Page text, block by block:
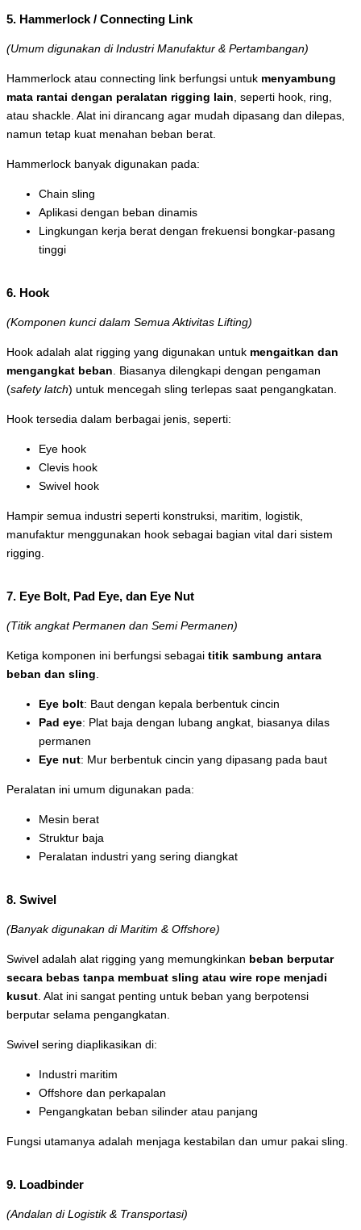
5. Hammerlock / Connecting Link
(Umum digunakan di Industri Manufaktur & Pertambangan)
Hammerlock atau connecting link berfungsi untuk menyambung
mata rantai dengan peralatan rigging lain , seperti hook, ring,
atau shackle. Alat ini dirancang agar mudah dipasang dan dilepas,
namun tetap kuat menahan beban berat.
Hammerlock banyak digunakan pada:
Chain sling
Aplikasi dengan beban dinamis
Lingkungan kerja berat dengan frekuensi bongkar-pasang
tinggi
6. Hook
(Komponen kunci dalam Semua Aktivitas Lifting)
Hook adalah alat rigging yang digunakan untuk mengaitkan dan
mengangkat beban . Biasanya dilengkapi dengan pengaman
(safety latch) untuk mencegah sling terlepas saat pengangkatan.
Hook tersedia dalam berbagai jenis, seperti:
Eye hook
Clevis hook
Swivel hook
Hampir semua industri seperti konstruksi, maritim, logistik,
manufaktur menggunakan hook sebagai bagian vital dari sistem
rigging.
7. Eye Bolt, Pad Eye, dan Eye Nut
(Titik angkat Permanen dan Semi Permanen)
Ketiga komponen ini berfungsi sebagai titik sambung antara
beban dan sling
Eye bolt: Baut dengan kepala berbentuk cincin
Pad eye: Plat baja dengan lubang angkat, biasanya dilas
permanen
Eye nut: Mur berbentuk cincin yang dipasang pada baut
Peralatan ini umum digunakan pada:
Mesin berat
Struktur baja
Peralatan industri yang sering diangkat
8. Swivel
(Banyak digunakan di Maritim & Offshore)
Swivel adalah alat rigging yang memungkinkan beban berputar
secara bebas tanpa membuat sling atau wire rope menjadi
kusut . Alat ini sangat penting untuk beban yang berpotensi
berputar selama pengangkatan.
Swivel sering diaplikasikan di:
Industri maritim
Offshore dan perkapalan
Pengangkatan beban silinder atau panjang
Fungsi utamanya adalah menjaga kestabilan dan umur pakai sling.
9. Loadbinder
(Andalan di Logistik & Transportasi)